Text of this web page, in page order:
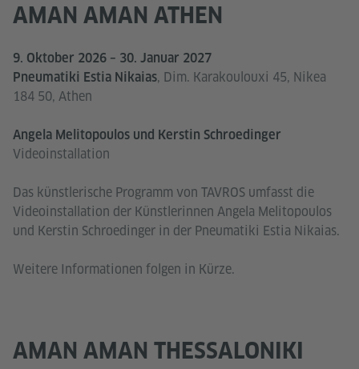
AMAN AMAN ATHEN
9. Oktober 2026 – 30. Januar 2027
Pneumatiki Estia Nikaias, Dim. Karakoulouxi 45, Nikea
184 50, Athen
Angela Melitopoulos und Kerstin Schroedinger
Videoinstallation
Das künstlerische Programm von TAVROS umfasst die
Videoinstallation der Künstlerinnen Angela Melitopoulos
und Kerstin Schroedinger in der Pneumatiki Estia Nikaias.
Weitere Informationen folgen in Kürze.
AMAN AMAN THESSALONIKI